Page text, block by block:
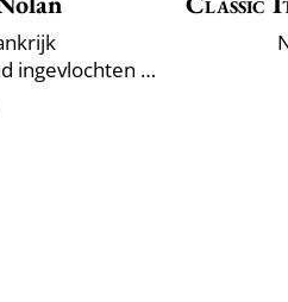
Panama hoed met de hand ingevlochten Ecuador